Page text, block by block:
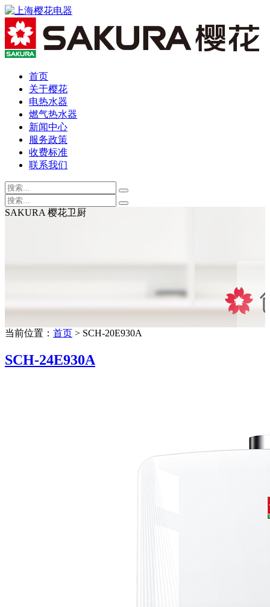
首页
关于樱花
电热水器
燃气热水器
新闻中心
服务政策
收费标准
联系我们
SAKURA 樱花卫厨
当前位置： 首页 > SCH-20E930A
SCH-24E930A